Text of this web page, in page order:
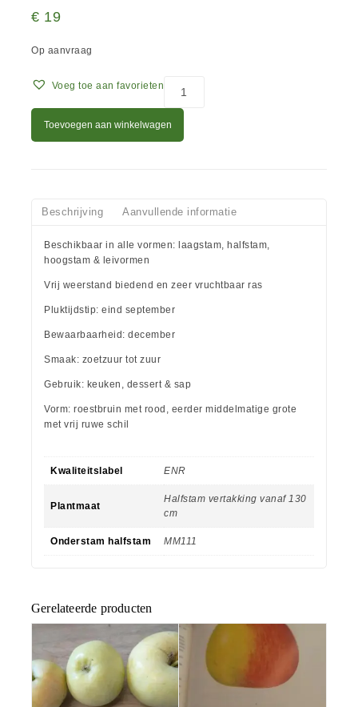
€ 19
Op aanvraag
Voeg toe aan favorieten
Toevoegen aan winkelwagen
Beschrijving Aanvullende informatie
Beschikbaar in alle vormen: laagstam, halfstam,
hoogstam & leivormen
Vrij weerstand biedend en zeer vruchtbaar ras
Pluktijdstip: eind september
Bewaarbaarheid: december
Smaak: zoetzuur tot zuur
Gebruik: keuken, dessert & sap
Vorm: roestbruin met rood, eerder middelmatige grote
met vrij ruwe schil
Kwaliteitslabel ENR
Plantmaat
Halfstam vertakking vanaf 130
cm
Onderstam halfstam MM111
Gerelateerde producten